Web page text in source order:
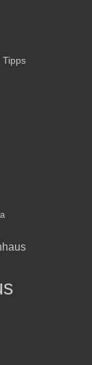
Tipps